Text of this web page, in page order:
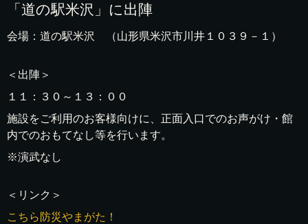
「道の駅米沢」に出陣
会場：道の駅米沢 （山形県米沢市川井１０３９－１）
＜出陣＞
１１：３０～１３：００
施設をご利用のお客様向けに、正面入口でのお声がけ・館
内でのおもてなし等を行います。
※演武なし
＜リンク＞
こちら防災やまがた！